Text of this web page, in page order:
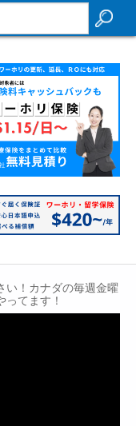
い！カナダの毎週金曜
ってます！